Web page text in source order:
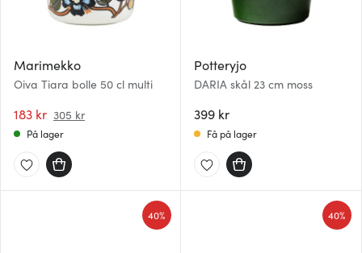
Marimekko
Oiva Tiara bolle 50 cl multi
183 kr 305 kr
På lager
Potteryjo
DARIA skål 23 cm moss
399 kr
Få på lager
40% 40%